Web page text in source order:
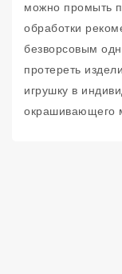
можно промыть
обработки
безворсовым
протереть
игрушку в
окрашивающего